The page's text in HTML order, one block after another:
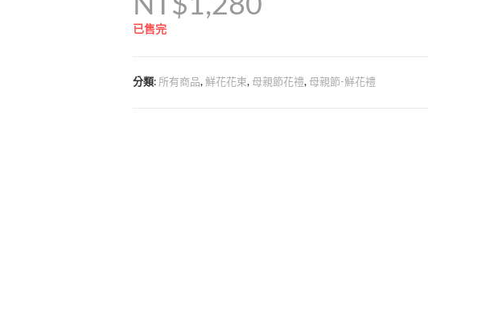
已售完
分類: 所有商品,鮮花花束, 母親節花禮, 母親節-鮮花禮